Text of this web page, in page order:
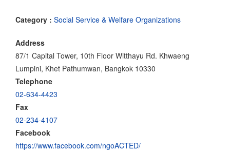
Category : Social Service & Welfare Organizations
Address
87/1 Capital Tower, 10th Floor Witthayu Rd. Khwaeng
Lumpini, Khet Pathumwan, Bangkok 10330
Telephone
02-634-4423
Fax
02-234-4107
Facebook
https://www.facebook.com/ngoACTED/